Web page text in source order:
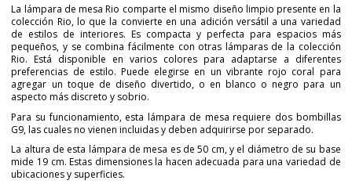
La lámpara de mesa Rio comparte el mismo diseño limpio presente en la
colección Rio, lo que la convierte en una adición versátil a una variedad
de estilos de interiores. Es compacta y perfecta para espacios más
pequeños, y se combina fácilmente con otras lámparas de la colección
Rio. Está disponible en varios colores para adaptarse a diferentes
preferencias de estilo. Puede elegirse en un vibrante rojo coral para
agregar un toque de diseño divertido, o en blanco o negro para un
aspecto más discreto y sobrio.
Para su funcionamiento, esta lámpara de mesa requiere dos bombillas
G9, las cuales no vienen incluidas y deben adquirirse por separado.
La altura de esta lámpara de mesa es de 50 cm, y el diámetro de su base
mide 19 cm. Estas dimensiones la hacen adecuada para una variedad de
ubicaciones y superficies.